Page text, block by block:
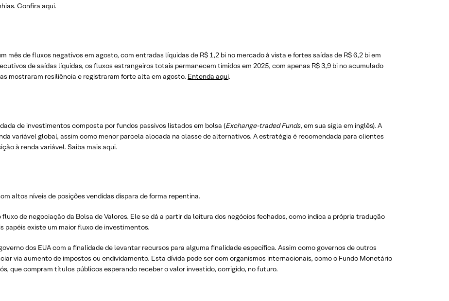
Confira aqui.
mês de fluxos negativos em agosto, com entradas líquidas de R$ 1,2 bi no mercado à vista e fortes saídas de R$ 6,2 bi em
de saídas líquidas, os fluxos estrangeiros totais permanecem tímidos em 2025, com apenas R$ 3,9 bi no acumulado
mostraram resiliência e registraram forte alta em agosto. Entenda aqui.
de investimentos composta por fundos passivos listados em bolsa (Exchange-traded Funds, em sua sigla em inglês). A
variável global, assim como menor parcela alocada na classe de alternativos. A estratégia é recomendada para clientes
à renda variável. Saiba mais aqui.
altos níveis de posições vendidas dispara de forma repentina.
de negociação da Bolsa de Valores. Ele se dá a partir da leitura dos negócios fechados, como indica a própria tradução
papéis existe um maior fluxo de investimentos.
dos EUA com a finalidade de levantar recursos para alguma finalidade específica. Assim como governos de outros
via aumento de impostos ou endividamento. Esta dívida pode ser com organismos internacionais, como o Fundo Monetário
que compram títulos públicos esperando receber o valor investido, corrigido, no futuro.